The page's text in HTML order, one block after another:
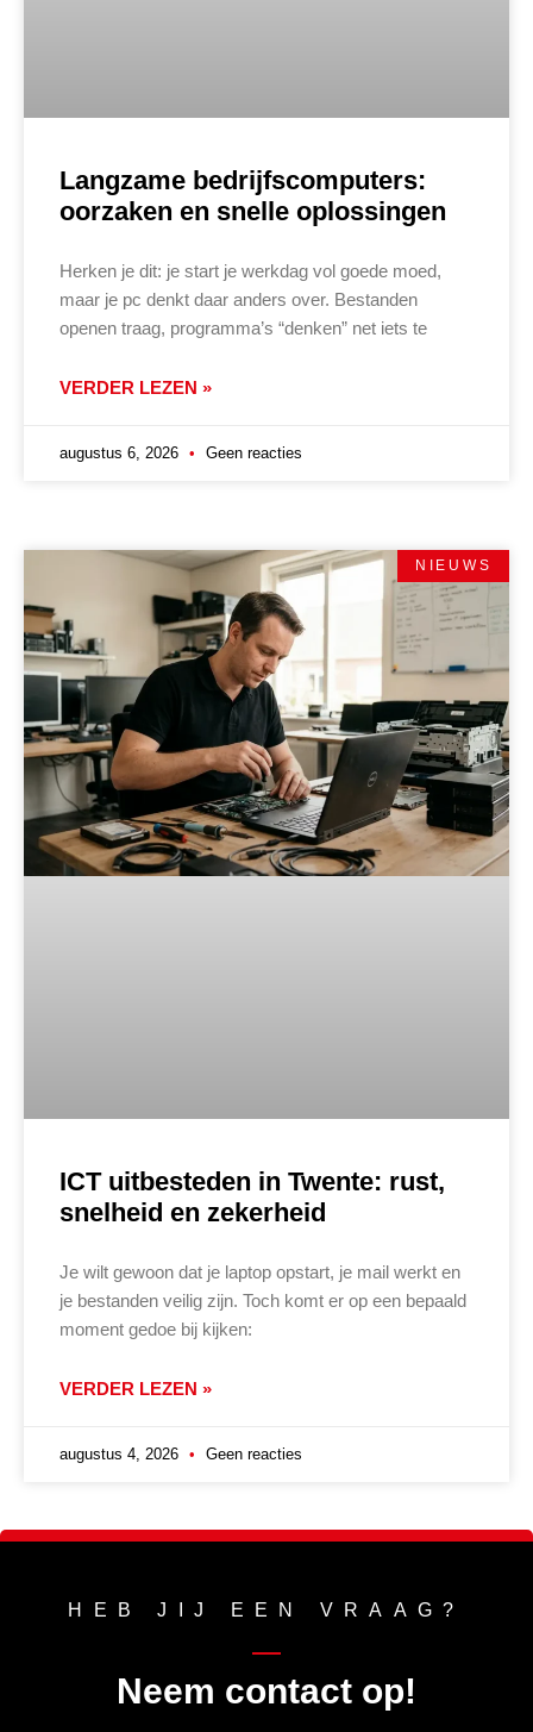
Langzame bedrijfscomputers:
oorzaken en snelle oplossingen
Herken je dit: je start je werkdag vol goede moed,
maar je pc denkt daar anders over. Bestanden
openen traag, programma’s “denken” net iets te
VERDER LEZEN »
augustus 6, 2026 Geen reacties
NIEUWS
ICT uitbesteden in Twente: rust,
snelheid en zekerheid
Je wilt gewoon dat je laptop opstart, je mail werkt en
je bestanden veilig zijn. Toch komt er op een bepaald
moment gedoe bij kijken:
VERDER LEZEN »
augustus 4, 2026 Geen reacties
HEB JIJ EEN VRAAG?
Neem contact op!